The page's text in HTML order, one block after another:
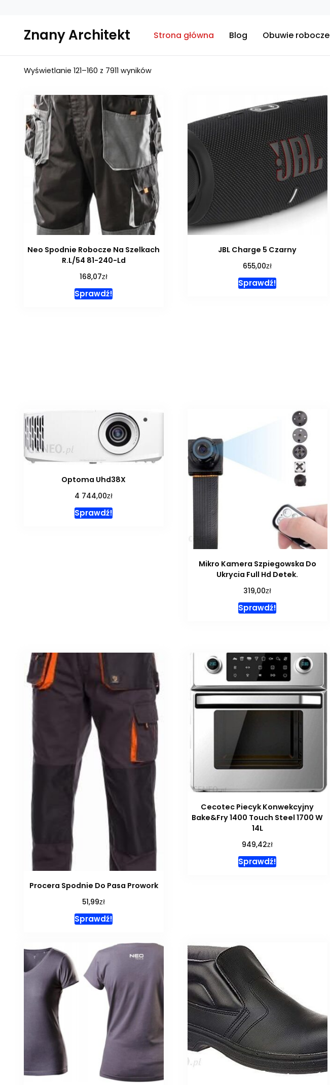
Znany Architekt Strona główna Blog Obuwie robocze
Wyświetlanie 121–160 z 7911 wynikówPosortowane
najnowszych
Neo Spodnie Robocze Na Szelkach
R.L/54 81-240-Ld
168,07zł
Sprawdź!
JBL Charge 5 Czarny
655,00zł
Sprawdź!
Optoma Uhd38X
4 744,00zł
Sprawdź!
Mikro Kamera Szpiegowska Do
Ukrycia Full Hd Detek.
319,00zł
Sprawdź!
Procera Spodnie Do Pasa Prowork
51,99zł
Sprawdź!
Cecotec Piecyk Konwekcyjny
Bake&Fry 1400 Touch Steel 1700 W
14L
949,42zł
Sprawdź!